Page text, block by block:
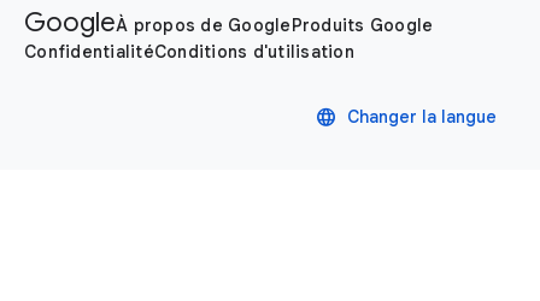
GoogleÀ propos de GoogleProduits Google
ConfidentialitéConditions d'utilisation
language Changer la langue